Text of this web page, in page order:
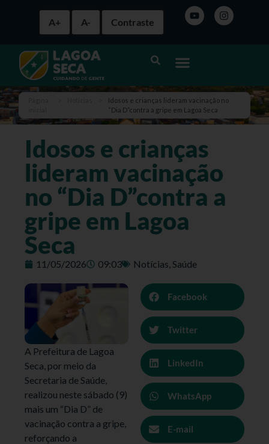
A+ A- Contraste
Idosos e crianças lideram vacinação no
“Dia D”contra a gripe em Lagoa Seca
Idosos e crianças
lideram vacinação
no “Dia D”contra a
gripe em Lagoa
Seca
11/05/2026 09:03 Notícias,Saúde
A Prefeitura de Lagoa
Seca, por meio da
Secretaria de Saúde,
realizou neste sábado (9)
mais um “Dia D” de
vacinação contra a gripe,
reforçando a
Facebook
Twitter
LinkedIn
WhatsApp
E-mail